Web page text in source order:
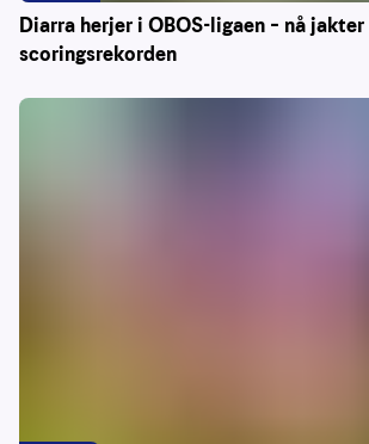
Diarra herjer i OBOS-ligaen – nå jakter
scoringsrekorden